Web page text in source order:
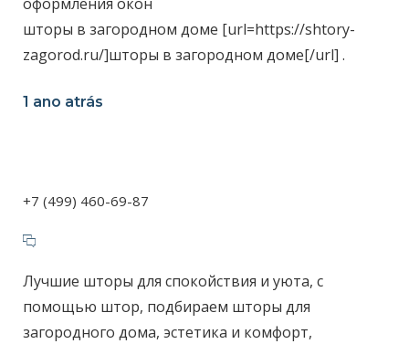
шторы в загородном доме [url=https://shtory-
zagorod.ru/]шторы в загородном доме[/url] .
1 ano atrás
+7 (499) 460-69-87
Лучшие шторы для спокойствия и уюта, с
помощью штор, подбираем шторы для
загородного дома, эстетика и комфорт,